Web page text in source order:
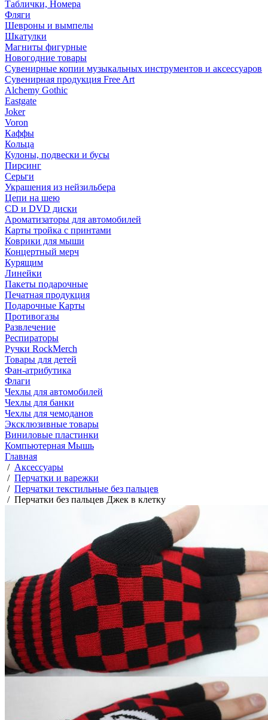
Таблички, Номера
Фляги
Шевроны и вымпелы
Шкатулки
Магниты фигурные
Новогодние товары
Сувенирные копии музыкальных инструментов и аксессуаров
Сувенирная продукция Free Art
Alchemy Gothic
Eastgate
Joker
Voron
Каффы
Кольца
Кулоны, подвески и бусы
Пирсинг
Серьги
Украшения из нейзильбера
Цепи на шею
CD и DVD диски
Ароматизаторы для автомобилей
Карты тройка с принтами
Коврики для мыши
Концертный мерч
Курящим
Линейки
Пакеты подарочные
Печатная продукция
Подарочные Карты
Противогазы
Развлечение
Респираторы
Ручки RockMerch
Товары для детей
Фан-атрибутика
Флаги
Чехлы для автомобилей
Чехлы для банки
Чехлы для чемоданов
Эксклюзивные товары
Виниловые пластинки
Компьютерная Мышь
Главная
/ Аксессуары
/ Перчатки и варежки
/ Перчатки текстильные без пальцев
/ Перчатки без пальцев Джек в клетку